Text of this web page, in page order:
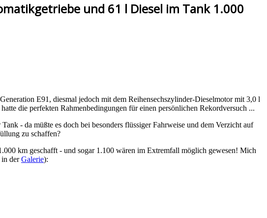
und 61 l Diesel im Tank 1.000
E91, diesmal jedoch mit dem Reihensechszylinder-Dieselmotor mit 3,0 l
die perfekten Rahmenbedingungen für einen persönlichen Rekordversuch ...
- da müßte es doch bei besonders flüssiger Fahrweise und dem Verzicht auf
zu schaffen?
km geschafft - und sogar 1.100 wären im Extremfall möglich gewesen! Mich
in derGalerie):